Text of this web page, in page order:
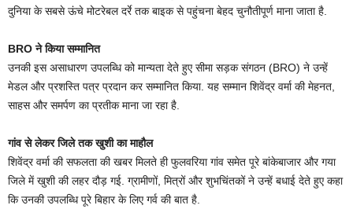
दुनिया के सबसे ऊंचे मोटरेबल दर्रे तक बाइक से पहुंचना बेहद चुनौतीपूर्ण माना जाता है.
BRO ने किया सम्मानित
उनकी इस असाधारण उपलब्धि को मान्यता देते हुए सीमा सड़क संगठन (BRO) ने उन्हें
मेडल और प्रशस्ति पत्र प्रदान कर सम्मानित किया. यह सम्मान शिवेंद्र वर्मा की मेहनत,
साहस और समर्पण का प्रतीक माना जा रहा है.
गांव से लेकर जिले तक खुशी का माहौल
शिवेंद्र वर्मा की सफलता की खबर मिलते ही फुलवरिया गांव समेत पूरे बांकेबाजार और गया
जिले में खुशी की लहर दौड़ गई. ग्रामीणों, मित्रों और शुभचिंतकों ने उन्हें बधाई देते हुए कहा
कि उनकी उपलब्धि पूरे बिहार के लिए गर्व की बात है.